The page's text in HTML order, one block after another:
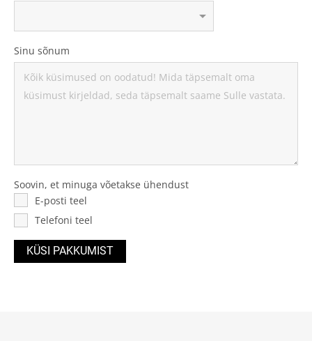
Sinu sõnum
Soovin, et minuga võetakse ühendust
E-posti teel
Telefoni teel